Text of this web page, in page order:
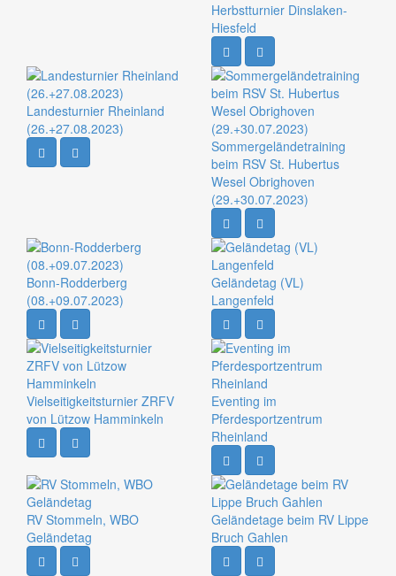
Herbstturnier Dinslaken-
Hiesfeld
Landesturnier Rheinland
(26.+27.08.2023)
Sommergeländetraining
beim RSV St. Hubertus
Wesel Obrighoven
(29.+30.07.2023)
Bonn-Rodderberg
(08.+09.07.2023)
Geländetag (VL)
Langenfeld
Vielseitigkeitsturnier ZRFV
von Lützow Hamminkeln
Eventing im
Pferdesportzentrum
Rheinland
RV Stommeln, WBO
Geländetag
Geländetage beim RV Lippe
Bruch Gahlen